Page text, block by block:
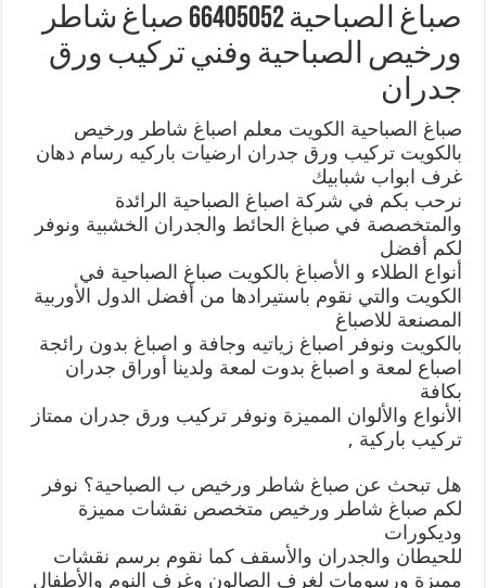
صباغ الصباحية 66405052 صباغ شاطر
ورخيص الصباحية وفني تركيب ورق
جدران
صباغ الصباحية الكويت معلم اصباغ شاطر ورخيص
بالكويت تركيب ورق جدران ارضيات باركيه رسام دهان
غرف ابواب شبابيك
نرحب بكم في شركة اصباغ الصباحية الرائدة
والمتخصصة في صباغ الحائط والجدران الخشبية ونوفر
لكم أفضل
أنواع الطلاء و الأصباغ بالكويت صباغ الصباحية في
الكويت والتي نقوم باستيرادها من أفضل الدول الأوربية
المصنعة للاصباغ
بالكويت ونوفر اصباغ زياتيه وجافة و اصباغ بدون رائجة
اصباع لمعة و اصباغ بدوت لمعة ولدينا أوراق جدران
بكافة
الأنواع والألوان المميزة ونوفر تركيب ورق جدران ممتاز
تركيب باركية ,
هل تبحث عن صباغ شاطر ورخيص ب الصباحية؟ نوفر
لكم صباغ شاطر ورخيص متخصص نقشات مميزة
وديكورات
للحيطان والجدران والأسقف كما نقوم برسم نقشات
مميزة ورسومات لغرف الصالون وغرف النوم والأطفال